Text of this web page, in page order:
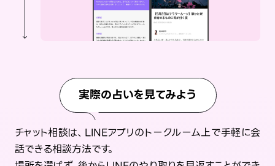
実際の占いを見てみよう
チャット相談は、LINEアプリのトークルーム上で手軽に会
話できる相談方法です。